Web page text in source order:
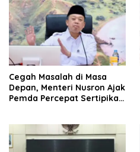
Cegah Masalah di Masa
Depan, Menteri Nusron Ajak
Pemda Percepat Sertipikasi